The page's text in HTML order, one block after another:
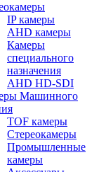
IP камеры
AHD камеры
Камеры
специального
назначения
AHD HD-SDI
Машинного
TOF камеры
Стереокамеры
Промышленные
камеры